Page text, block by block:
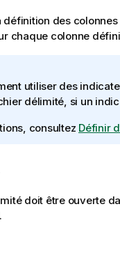
définition des
chaque colonne
utiliser des
délimité, si un
consultez Définir
doit être ouverte
.